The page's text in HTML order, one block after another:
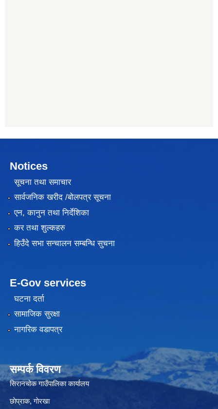
Notices
सूचना तथा समाचार
सार्वजनिक खरीद /बोलपत्र सूचना
एन, कानुन तथा निर्देशिका
कर तथा शुल्कहरु
हिउँदे सभा सन्चालन सम्बन्धि सुचना
E-Gov services
घटना दर्ता
सामाजिक सुरक्षा
नागरिक वडापत्र
सम्पर्क विवरण
सिरानचोक गाउँपालिका कार्यालय
छाेप्राक, गाेरखा